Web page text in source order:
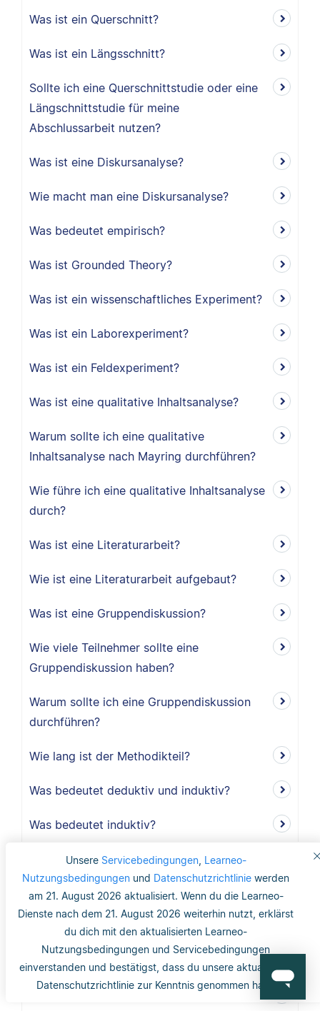
Unsere Servicebedingungen, Learneo-
Nutzungsbedingungen und Datenschutzrichtlinie werden
am 21. August 2026 aktualisiert. Wenn du die Learneo-
Dienste nach dem 21. August 2026 weiterhin nutzt, erklärst
du dich mit den aktualisierten Learneo-
Nutzungsbedingungen und Servicebedingungen
einverstanden und bestätigst, dass du unsere aktualisierte
Datenschutzrichtlinie zur Kenntnis genommen hast.
Was ist ein Querschnitt?
Was ist ein Längsschnitt?
Sollte ich eine Querschnittstudie oder eine
Längschnittstudie für meine
Abschlussarbeit nutzen?
Was ist eine Diskursanalyse?
Wie macht man eine Diskursanalyse?
Was bedeutet empirisch?
Was ist Grounded Theory?
Was ist ein wissenschaftliches Experiment?
Was ist ein Laborexperiment?
Was ist ein Feldexperiment?
Was ist eine qualitative Inhaltsanalyse?
Warum sollte ich eine qualitative
Inhaltsanalyse nach Mayring durchführen?
Wie führe ich eine qualitative Inhaltsanalyse
durch?
Was ist eine Literaturarbeit?
Wie ist eine Literaturarbeit aufgebaut?
Was ist eine Gruppendiskussion?
Wie viele Teilnehmer sollte eine
Gruppendiskussion haben?
Warum sollte ich eine Gruppendiskussion
durchführen?
Wie lang ist der Methodikteil?
Was bedeutet deduktiv und induktiv?
Was bedeutet induktiv?
Was bedeutet deduktiv?
Was ist Validität?
Was ist interne Validität?
Was versteht man unter Validität?